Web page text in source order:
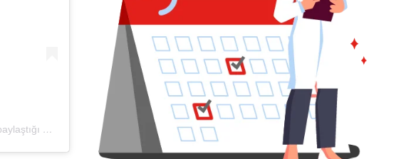
Academic Clinic (@academicclinicofficial_)'in paylaştığı bir gönderi